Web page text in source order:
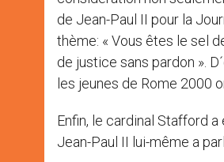
de Jean-Paul II pour la
thème: « Vous êtes le sel
de justice sans pardon ».
les jeunes de Rome 2000
Enfin, le cardinal Stafford
Jean-Paul II lui-même a